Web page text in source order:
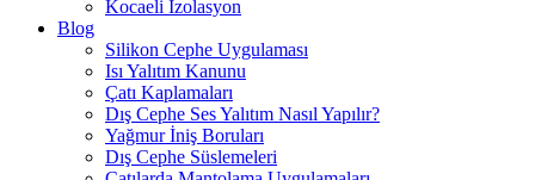
Kocaeli İzolasyon
Blog
Silikon Cephe Uygulaması
Isı Yalıtım Kanunu
Çatı Kaplamaları
Dış Cephe Ses Yalıtım Nasıl Yapılır?
Yağmur İniş Boruları
Dış Cephe Süslemeleri